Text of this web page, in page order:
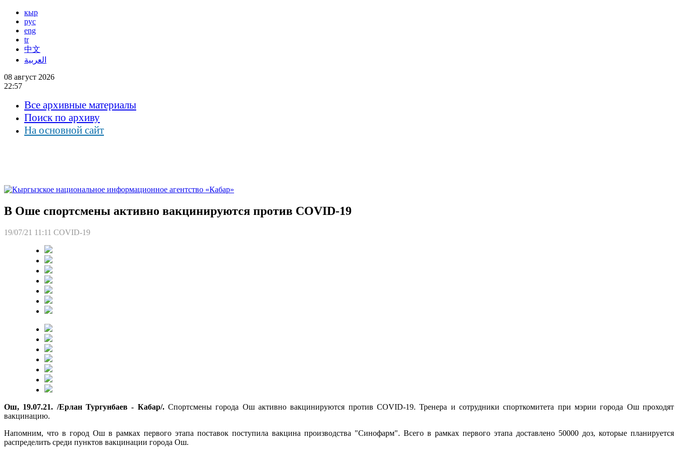
кыр
рус
eng
tr
中文
العربية
08 август 2026
22:57
Все архивные материалы
Поиск по архиву
На основной сайт
В Оше спортсмены активно вакцинируются против COVID-19
19/07/21 11:11 COVID-19
Ош, 19.07.21. /Ерлан Тургунбаев - Кабар/.Спортсмены города Ош активно вакцинируются против COVID-19. Тренера и сотрудники спорткомитета при мэрии города Ош проходят
вакцинацию.
Напомним, что в город Ош в рамках первого этапа поставок поступила вакцина производства "Синофарм". Всего в рамках первого этапа доставлено 50000 доз, которые планируется
распределить среди пунктов вакцинации города Ош.